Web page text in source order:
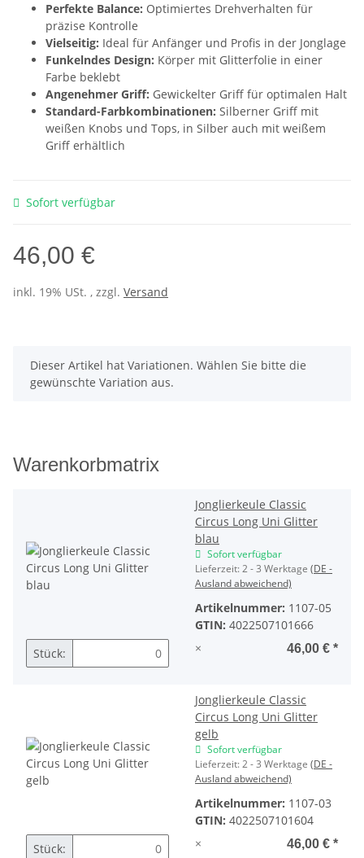
Perfekte Balance: Optimiertes Drehverhalten für
präzise Kontrolle
Vielseitig: Ideal für Anfänger und Profis in der Jonglage
Funkelndes Design: Körper mit Glitterfolie in einer
Farbe beklebt
Angenehmer Griff: Gewickelter Griff für optimalen Halt
Standard-Farbkombinationen: Silberner Griff mit
weißen Knobs und Tops, in Silber auch mit weißem
Griff erhältlich
Sofort verfügbar
46,00 €
inkl. 19% USt. , zzgl. Versand
x
Dieser Artikel hat Variationen. Wählen Sie bitte die
gewünschte Variation aus.
Warenkorbmatrix
Jonglierkeule Classic
Circus Long Uni Glitter
blau
Sofort verfügbar
Lieferzeit:2 - 3 Werktage (DE -
Ausland abweichend)
Artikelnummer: 1107-05
GTIN: 4022507101666
Stück:
× 46,00 € *
Jonglierkeule Classic
Circus Long Uni Glitter
gelb
Sofort verfügbar
Lieferzeit:2 - 3 Werktage (DE -
Ausland abweichend)
Artikelnummer: 1107-03
GTIN: 4022507101604
Stück:
× 46,00 € *